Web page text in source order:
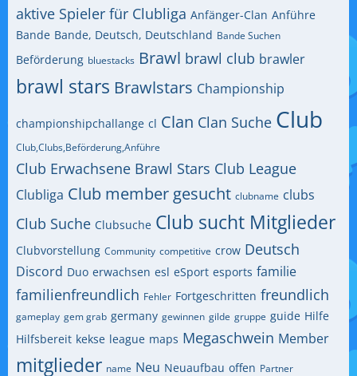
aktive Spieler für Clubliga Anfänger-Clan Anführe
Bande Bande, Deutsch, Deutschland Bande Suchen
Beförderung bluestacks Brawl brawl club brawler
brawl stars Brawlstars Championship
championshipchallange cl Clan Clan Suche Club
Club,Clubs,Beförderung,Anführe
Club Erwachsene Brawl Stars Club League
Clubliga Club member gesucht clubname clubs
Club Suche Clubsuche Club sucht Mitglieder
Clubvorstellung Community competitive crow Deutsch
Discord Duo erwachsen esl eSport esports familie
familienfreundlich Fehler Fortgeschritten freundlich
gameplay gem grab germany gewinnen gilde gruppe guide Hilfe
Hilfsbereit kekse league maps Megaschwein Member
mitglieder name Neu Neuaufbau offen Partner